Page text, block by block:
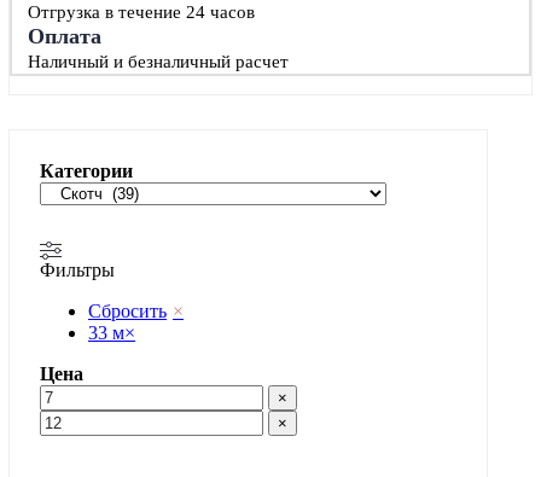
Отгрузка в течение 24 часов
Оплата
Наличный и безналичный расчет
Категории
Фильтры
Сбросить ×
33 м×
Цена
×
×